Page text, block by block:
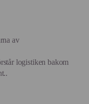
av
logistiken bakom